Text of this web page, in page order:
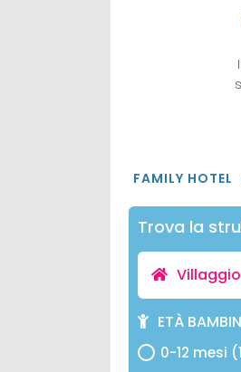
FAMILY HOTEL
Trova la
Villaggio
ETÀ
0-12 mesi